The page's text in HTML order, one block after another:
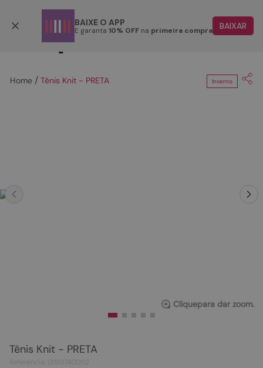
BAIXE O APP
E garanta 10% OFF na primeira compra BAIXAR
Aproveite o cupom
Tênis Knit - PRETA Inverno
Cliquepara dar zoom.
Tênis Knit - PRETA
2º
tenis
7